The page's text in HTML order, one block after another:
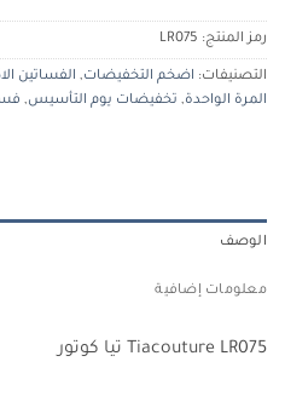
رمز المنتج: LR075
التصنيفات: اضخم التخفيضات, الفساتين
المرة الواحدة, تخفيضات يوم التأسيس,
الوصف
معلومات إضافية
Tiacouture LR075 تيا كوتور